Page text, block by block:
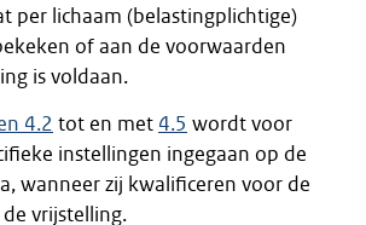
per lichaam (belastingplichtige)
of aan de voorwaarden
is voldaan.
4.2 tot en met 4.5 wordt voor
instellingen ingegaan op de
wanneer zij kwalificeren voor de
vrijstelling.